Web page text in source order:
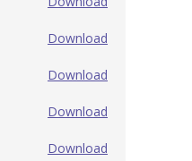
Download
Download
Download
Download